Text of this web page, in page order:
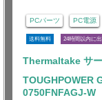
PCパーツ PC電源
送料無料 24時間以内に
Thermaltake サ
TOUGHPOWER
0750FNFAGJ-W